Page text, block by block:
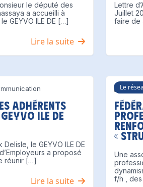
le député des
a accueilli à
GEYVO ILE DE […]
Lire la suite
Lettre
Juillet
faire de
adhérents
Ile de
le GEYVO ILE DE
a proposé
réunir […]
Lire la suite
Le
15
«
Une
f/h ,